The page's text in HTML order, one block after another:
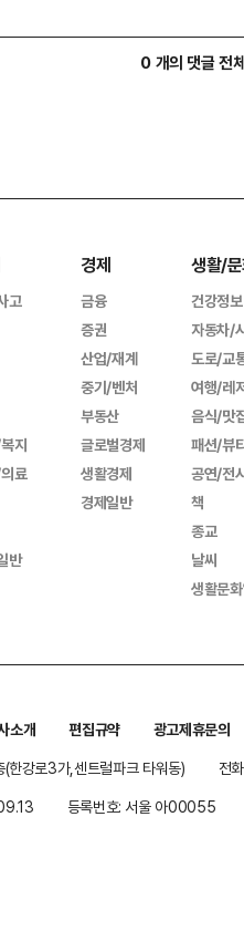
0 개의 댓글 전
고
지
료
반
경제
금융
증권
산업/재계
중기/벤처
부동산
글로벌경제
생활경제
경제일반
생활/
건강정보
자동차/
도로/교
여행/레
음식/맛
패션/뷰
공연/전
책
종교
날씨
생활문
소개 편집규약
광고제휴문의
한강로3가,센트럴파크 타워동)
전
등록번호: 서울 아00055